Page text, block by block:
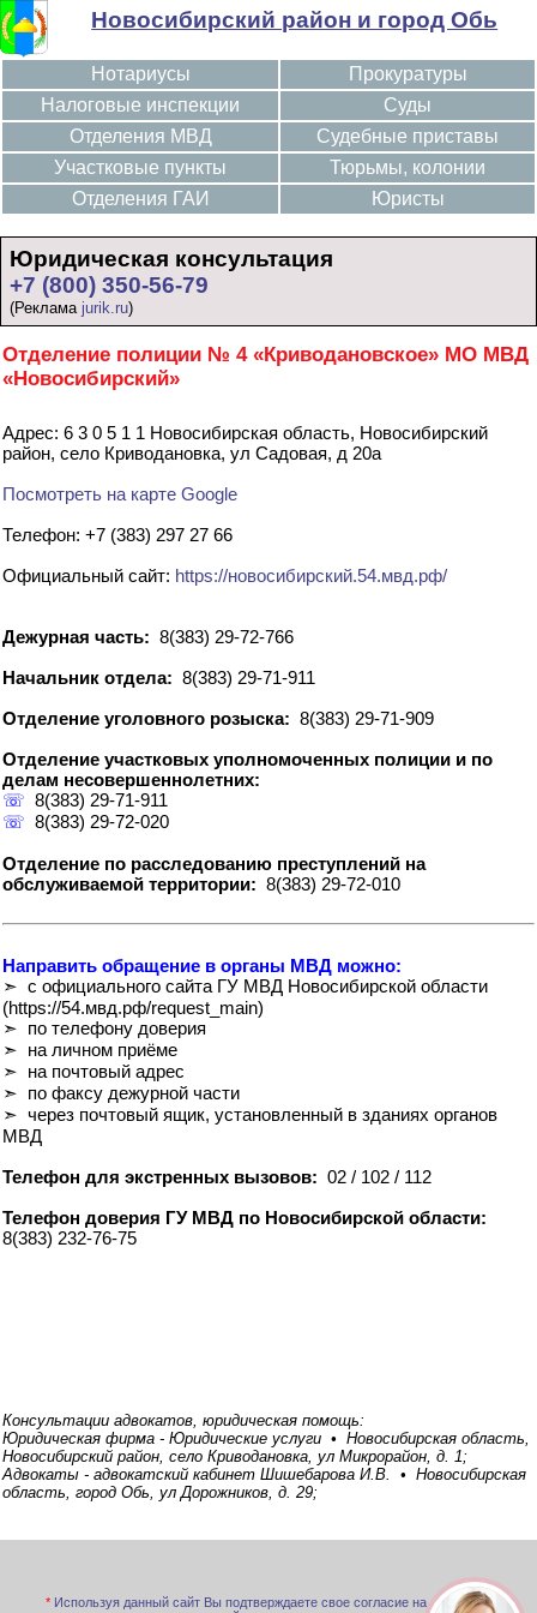
Новосибирский район и город Обь
Нотариусы
Налоговые инспекции
Отделения МВД
Участковые пункты
Отделения ГАИ
Прокуратуры
Суды
Судебные приставы
Тюрьмы, колонии
Юристы
Юридическая консультация
+7 (800) 350-56-79
(Реклама jurik.ru)
Отделение полиции № 4 «Криводановское» МО МВД
«Новосибирский»
Адрес: 6 3 0 5 1 1 Новосибирская область, Новосибирский
район, село Криводановка, ул Садовая, д 20а
Посмотреть на карте Google
Телефон: +7 (383) 297 27 66
Официальный сайт: https://новосибирский.54.мвд.рф/
Дежурная часть: 8(383) 29-72-766
Начальник отдела: 8(383) 29-71-911
Отделение уголовного розыска: 8(383) 29-71-909
Отделение участковых уполномоченных полиции и по
делам несовершеннолетних:
☏ 8(383) 29-71-911
☏ 8(383) 29-72-020
Отделение по расследованию преступлений на
обслуживаемой территории: 8(383) 29-72-010
Направить обращение в органы МВД можно:
➣ с официального сайта ГУ МВД Новосибирской области
(https://54.мвд.рф/request_main)
➣ по телефону доверия
➣ на личном приёме
➣ на почтовый адрес
➣ по факсу дежурной части
➣ через почтовый ящик, установленный в зданиях органов
МВД
Телефон для экстренных вызовов: 02 / 102 / 112
Телефон доверия ГУ МВД по Новосибирской области:
8(383) 232-76-75
Консультации адвокатов, юридическая помощь:
Юридическая фирма - Юридические услуги • Новосибирская область,
Новосибирский район, село Криводановка, ул Микрорайон, д. 1;
Адвокаты - адвокатский кабинет Шишебарова И.В. • Новосибирская
область, город Обь, ул Дорожников, д. 29;
* Используя данный сайт Вы подтверждаете свое согласие на обработку